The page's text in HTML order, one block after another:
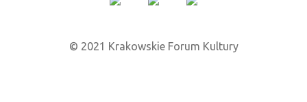
© 2021 Krakowskie Forum Kultury